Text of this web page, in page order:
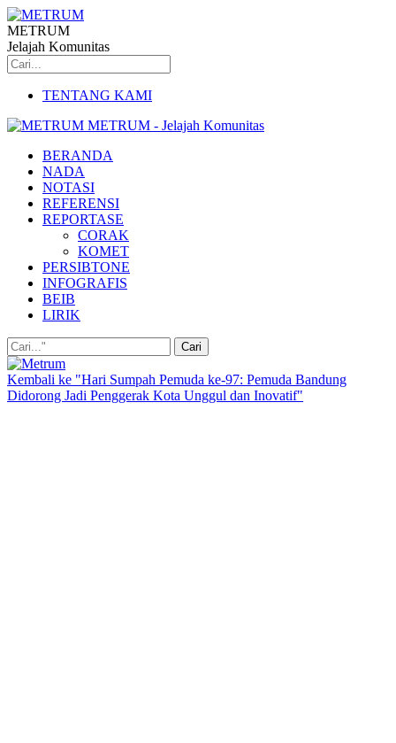
METRUM
Jelajah Komunitas
TENTANG KAMI
METRUM - Jelajah Komunitas
BERANDA
NADA
NOTASI
REFERENSI
REPORTASE
CORAK
KOMET
PERSIBTONE
INFOGRAFIS
BEIB
LIRIK
Kembali ke "Hari Sumpah Pemuda ke-97: Pemuda Bandung
Didorong Jadi Penggerak Kota Unggul dan Inovatif"